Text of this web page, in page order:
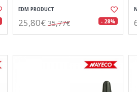
EDM PRODUCT
25,80€ 35,77€ - 28%